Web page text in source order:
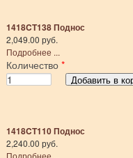
1418CT138 Поднос
2,049.00 руб.
Подробнее ...
Количество *
1418CT110 Поднос
2,240.00 руб.
Подробнее ...